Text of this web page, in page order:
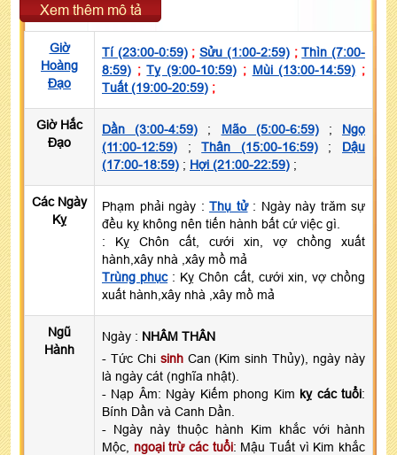
Xem thêm mô tả
Giờ
Hoàng
Đạo
Tí (23:00-0:59);Sửu (1:00-2:59);Thìn (7:00-
8:59) ;Tỵ (9:00-10:59) ; Mùi (13:00-14:59) ;
Tuất (19:00-20:59) ;
Giờ Hắc
Đạo
Dần (3:00-4:59) ; Mão (5:00-6:59); Ngọ
(11:00-12:59) ;Thân (15:00-16:59); Dậu
(17:00-18:59) ; Hợi (21:00-22:59) ;
Các Ngày
Kỵ
Phạm phải ngày : Thụ tử: Ngày này trăm sự
đều kỵ không nên tiến hành bất cứ việc gì.
: Kỵ Chôn cất, cưới xin, vợ chồng xuất
hành,xây nhà ,xây mồ mả
Trùng phục: Kỵ Chôn cất, cưới xin, vợ chồng
xuất hành,xây nhà ,xây mồ mả
Ngũ
Hành
Ngày : NHÂM THÂN
- Tức Chi sinhCan (Kim sinh Thủy), ngày này
là ngày cát (nghĩa nhật).
- Nạp Âm: Ngày Kiếm phong Kim kỵ các tuổi:
Bính Dần và Canh Dần.
- Ngày này thuộc hành Kim khắc với hành
Mộc, ngoại trừ các tuổi: Mậu Tuất vì Kim khắc